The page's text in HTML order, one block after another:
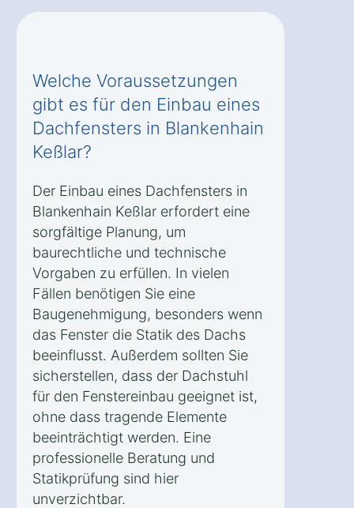
Welche Voraussetzungen
gibt es für den Einbau eines
Dachfensters in Blankenhain
Keßlar?
Der Einbau eines Dachfensters in
Blankenhain Keßlar erfordert eine
sorgfältige Planung, um
baurechtliche und technische
Vorgaben zu erfüllen. In vielen
Fällen benötigen Sie eine
Baugenehmigung, besonders wenn
das Fenster die Statik des Dachs
beeinflusst. Außerdem sollten Sie
sicherstellen, dass der Dachstuhl
für den Fenstereinbau geeignet ist,
ohne dass tragende Elemente
beeinträchtigt werden. Eine
professionelle Beratung und
Statikprüfung sind hier
unverzichtbar.